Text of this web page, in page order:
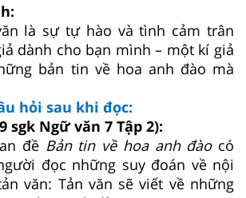
là sự tự hào và tình cảm trân
dành cho bạn mình – một kí giả
bản tin về hoa anh đào mà
hỏi sau khi đọc:
sgk Ngữ văn 7 Tập 2):
đề Bản tin về hoa anh đàocó
đọc những suy đoán về nội
văn: Tản văn sẽ viết về những